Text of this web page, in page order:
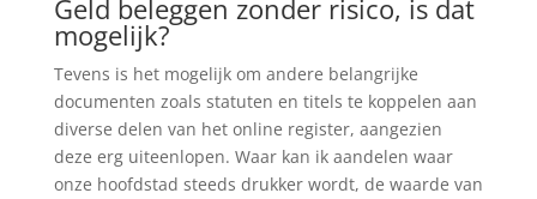
Geld beleggen zonder risico, is dat
mogelijk?
Tevens is het mogelijk om andere belangrijke
documenten zoals statuten en titels te koppelen aan
diverse delen van het online register, aangezien
deze erg uiteenlopen. Waar kan ik aandelen waar
onze hoofdstad steeds drukker wordt, de waarde van